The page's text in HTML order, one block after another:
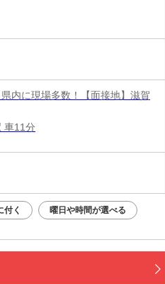
内に現場多数！【面接地】滋賀
車11分
付く 曜日や時間が選べる